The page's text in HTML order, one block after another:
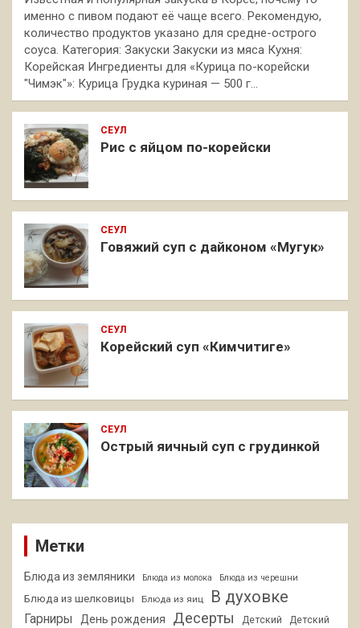
именно с пивом подают её чаще всего. Рекомендую,
количество продуктов указано для средне-острого
соуса. Категория: Закуски Закуски из мяса Кухня:
Корейская Ингредиенты для «Курица по-корейски
"Чимэк"»: Курица Грудка куриная — 500 г…
СЕУЛ
Рис с яйцом по-корейски
СЕУЛ
Говяжий суп с дайконом «Мугук»
СЕУЛ
Корейский суп «Кимчитиге»
СЕУЛ
Острый яичный суп с грудинкой
Метки
Блюда из земляники Блюда из молока Блюда из черешни
Блюда из шелковицы Блюда из яиц В духовке
Гарниры День рождения Десерты Детский
Детский